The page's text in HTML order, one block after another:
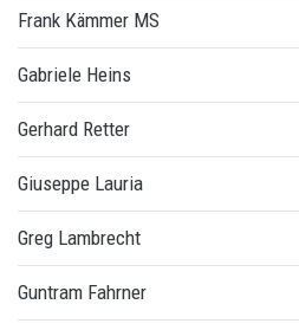
Frank Kämmer MS
Gabriele Heins
Gerhard Retter
Giuseppe Lauria
Greg Lambrecht
Guntram Fahrner